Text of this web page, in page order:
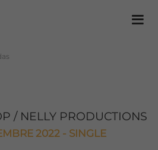
/ NELLY PRODUCTIONS
2022 - SINGLE